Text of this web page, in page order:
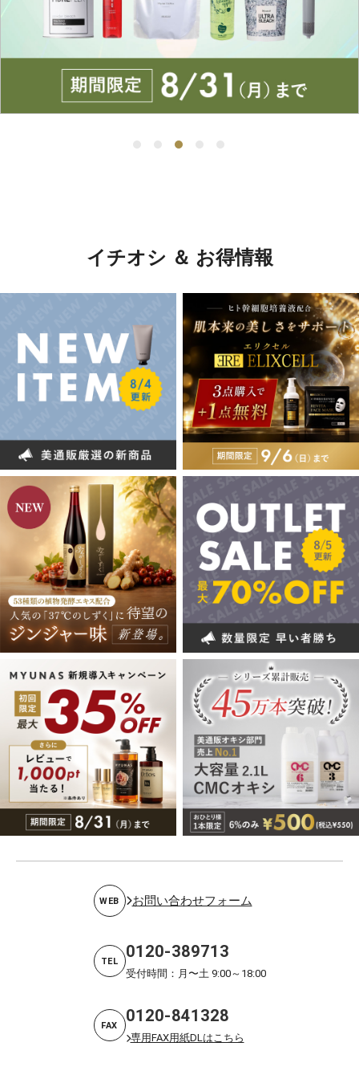
イチオシ ＆ お得情報
WEB お問い合わせフォーム
TEL 0120-389713
受付時間：月〜土 9:00～18:00
FAX 0120-841328
専用FAX用紙DLはこちら